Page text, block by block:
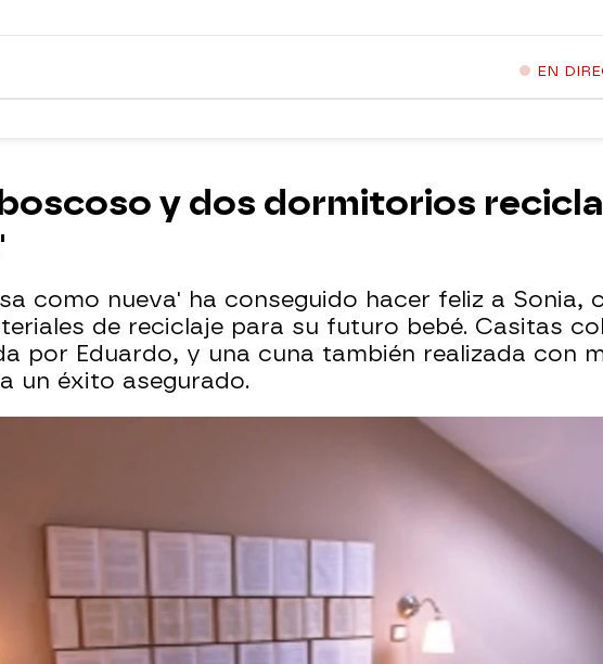
EN
y dos dormitorios
como nueva' ha conseguido hacer feliz a Sonia,
de reciclaje para su futuro bebé. Casitas
por Eduardo, y una cuna también realizada con
un éxito asegurado.